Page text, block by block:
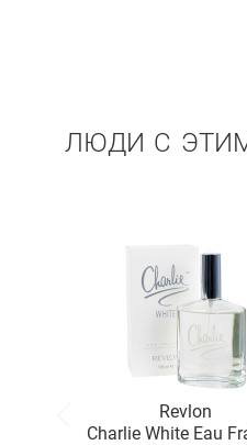
ЛЮДИ С
Revlon
Charlie White Eau